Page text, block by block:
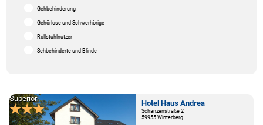
Hotel Haus Andrea
Schanzenstraße 2
59955 Winterberg
Superior
Gehbehinderung
Gehörlose und Schwerhörige
Rollstuhlnutzer
Sehbehinderte und Blinde